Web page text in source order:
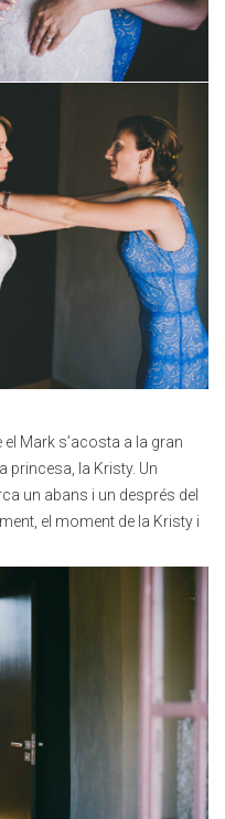
el Mark s’acosta a la gran
princesa, la Kristy. Un
un abans i un després del
el moment de la Kristy i